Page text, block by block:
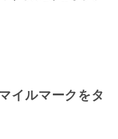
イルマークをタ